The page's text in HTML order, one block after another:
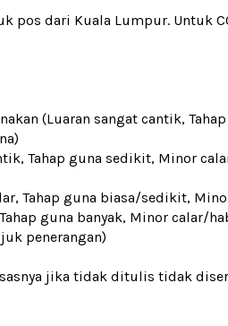
pos dari Kuala Lumpur. Untuk
(Luaran sangat cantik,
Tahap guna sedikit, Minor
Tahap guna biasa/sedikit,
guna banyak, Minor calar/
penerangan)
jika tidak ditulis tidak